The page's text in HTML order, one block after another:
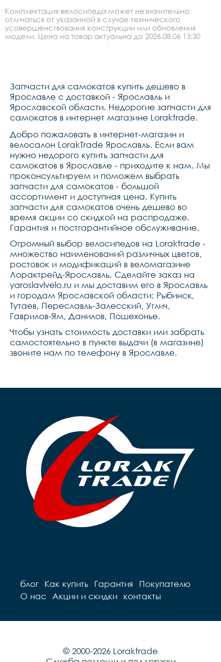
Комплектация велосипеда может незначительно
отличаться от указанной в случае технического
усовершенствования конструкции или обновления
модели. Цена на товар актуальна до 2026.08.06 13:30
Запчасти для самокатов купить дешево в
Ярославле с доставкой - Ярославль и
Ярославской области. Недорогие запчасти для
самокатов в интернет магазине Loraktrade.
Добро пожаловать в интернет-магазин и
велосалон LorakTrade Ярославль. Если вам
нужно недорого купить запчасти для
самокатов в Ярославле - приходите к нам. Мы
проконсультируем и поможем выбрать
запчасти для самокатов - большой
ассортимент и доступная цена. Купить
запчасти для самокатов очень дешево во
время акции со скидкой на распродаже.
Гарантия и постгарантийное обслуживание.
Огромный выбор велосипедов на Loraktrade -
множество наименований различных цветов,
ростовок и модификаций в веломагазине
Лорактрейд-Ярославль. Сделайте заказ на
yaroslavlvelo.ru и мы доставим его в Ярославль
и городам Ярославской области: Рыбинск,
Тутаев, Переславль-Залесский, Углич,
Гаврилов-Ям, Данилов, Пошехонье.
Чтобы узнать стоимость доставки или забрать
самостоятельно в пункте выдачи (в магазине)
звоните нам по телефону в Ярославле.
блог Как купить Гарантия
Покупателю
О нас
Акции и скидки контакты
© 2000-2026 Loraktrade